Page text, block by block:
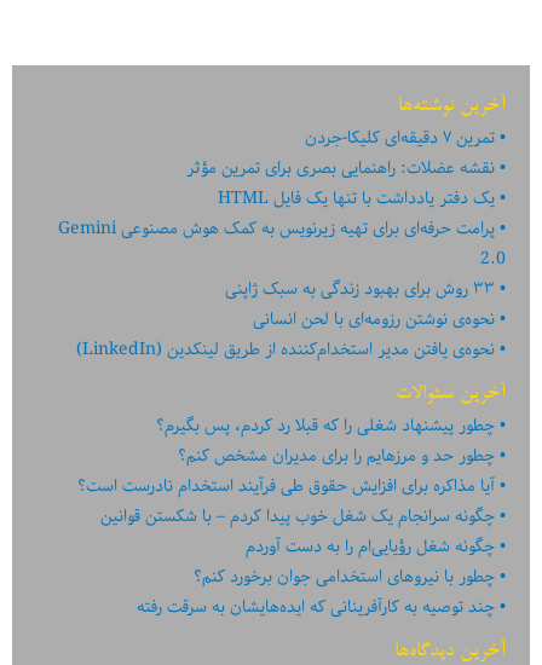
شوروی
آخرین نوشته‌ها
تمرین ۷ دقیقه‌ای کلیکا-جردن
نقشه عضلات: راهنمایی بصری برای تمرین مؤثر
یک دفتر یادداشت با تنها یک فایل HTML
پرامت حرفه‌ای برای تهیه زیرنویس به کمک هوش مصنوعی Gemini
2.0
۳۳ روش برای بهبود زندگی به سبک ژاپنی
نحوه‌ی نوشتن رزومه‌ای با لحن انسانی
نحوه‌ی یافتن مدیر استخدام‌کننده از طریق لینکدین (LinkedIn)
آخرین سئوالات
چطور پیشنهاد شغلی را که قبلا رد کردم، پس بگیرم؟
چطور حد و مرزهایم را برای مدیران مشخص کنم؟
آیا مذاکره برای افزایش حقوق طی فرآیند استخدام نادرست است؟
چگونه سرانجام یک شغل خوب پیدا کردم – با شکستن قوانین
چگونه شغل رؤیایی‌ام را به دست آوردم
چطور با نیروهای استخدامی جوان برخورد کنم؟
چند توصیه به کارآفرینانی که ایده‏‏‌‏‏‌هایشان به سرقت رفته
آخرین دیدگاه‌ها